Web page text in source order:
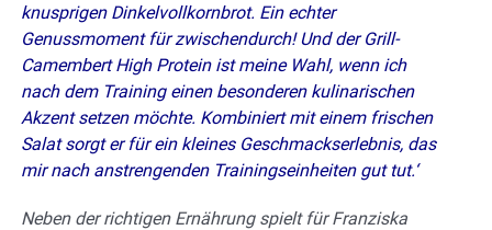
knusprigen Dinkelvollkornbrot. Ein echter
Genussmoment für zwischendurch! Und der Grill-
Camembert High Protein ist meine Wahl, wenn ich
nach dem Training einen besonderen kulinarischen
Akzent setzen möchte. Kombiniert mit einem frischen
Salat sorgt er für ein kleines Geschmackserlebnis, das
mir nach anstrengenden Trainingseinheiten gut tut.‘
Neben der richtigen Ernährung spielt für Franziska